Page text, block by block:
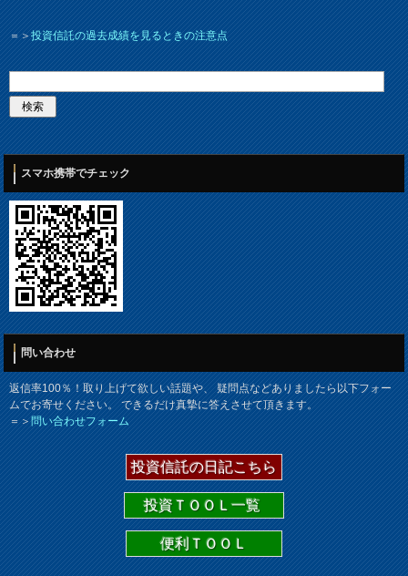
＝＞投資信託の過去成績を見るときの注意点
スマホ携帯でチェック
問い合わせ
返信率100％！取り上げて欲しい話題や、 疑問点などありましたら以下フォー
ムでお寄せください。 できるだけ真摯に答えさせて頂きます。
＝＞問い合わせフォーム
投資信託の日記こちら
投資ＴＯＯＬ一覧
便利ＴＯＯＬ